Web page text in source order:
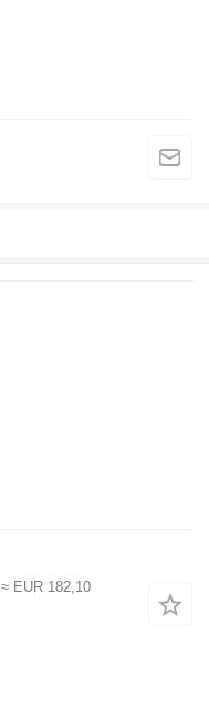
≈ EUR 182,10